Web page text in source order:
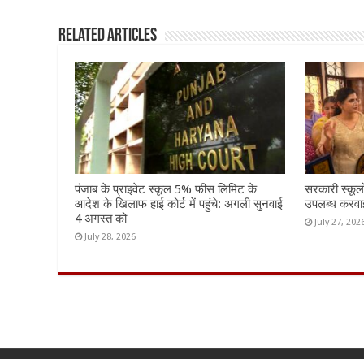
k
Related Articles
पंजाब के प्राइवेट स्कूल 5% फीस लिमिट के
आदेश के खिलाफ हाई कोर्ट में पहुंचे: अगली सुनवाई
4 अगस्त को
July 28, 2026
सरकारी
उपलब्ध
July 27,